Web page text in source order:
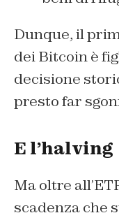
Dunque, il
dei Bitcoin è
decisione
presto far
E l’halving
Ma oltre
scadenza che